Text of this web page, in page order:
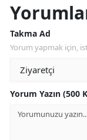
Takma Ad
Yorum yapmak için,
Yorum Yazın (500